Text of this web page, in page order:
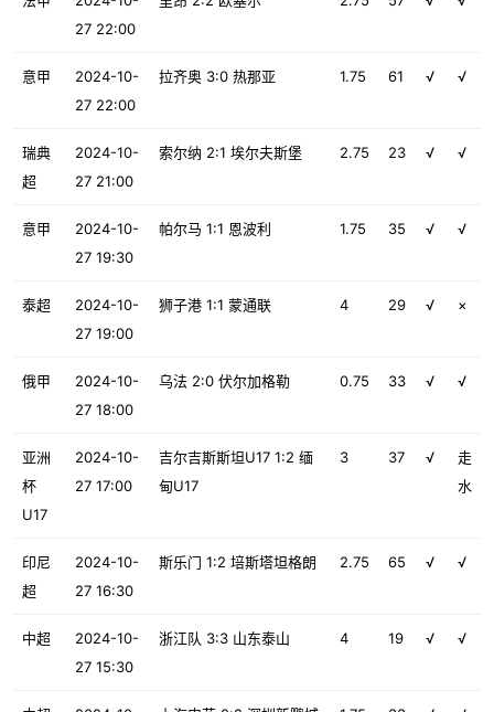
27 22:00
意甲
2024-10-
27 22:00
拉齐奥 3:0 热那亚 1.75 61 √ √
瑞典
超
2024-10-
27 21:00
索尔纳 2:1 埃尔夫斯堡 2.75 23 √ √
意甲
2024-10-
27 19:30
帕尔马 1:1 恩波利 1.75 35 √ √
泰超
2024-10-
27 19:00
狮子港 1:1 蒙通联 4 29 √ ×
俄甲
2024-10-
27 18:00
乌法 2:0 伏尔加格勒 0.75 33 √ √
亚洲
杯
U17
2024-10-
27 17:00
吉尔吉斯斯坦U17 1:2 缅
甸U17
3 37 √
走
水
印尼
超
2024-10-
27 16:30
斯乐门 1:2 培斯塔坦格朗 2.75 65 √ √
中超
2024-10-
27 15:30
浙江队 3:3 山东泰山 4 19 √ √